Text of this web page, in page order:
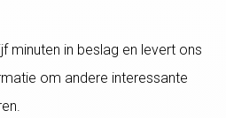
minuten in beslag en levert ons
om andere interessante